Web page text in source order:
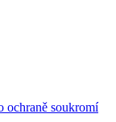
ochraně soukromí